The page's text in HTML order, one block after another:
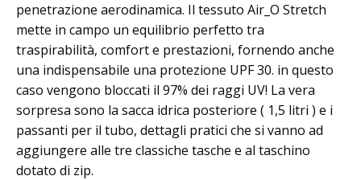
penetrazione aerodinamica. Il tessuto Air_O Stretch
mette in campo un equilibrio perfetto tra
traspirabilità, comfort e prestazioni, fornendo anche
una indispensabile una protezione UPF 30. in questo
caso vengono bloccati il 97% dei raggi UV! La vera
sorpresa sono la sacca idrica posteriore ( 1,5 litri ) e i
passanti per il tubo, dettagli pratici che si vanno ad
aggiungere alle tre classiche tasche e al taschino
dotato di zip.